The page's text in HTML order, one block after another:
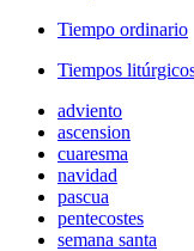
Tiempo ordinario
Tiempos
adviento
ascension
cuaresma
navidad
pascua
pentecostes
semana santa